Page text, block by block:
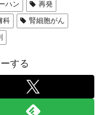
ハン
再発
科
腎細胞がん
する